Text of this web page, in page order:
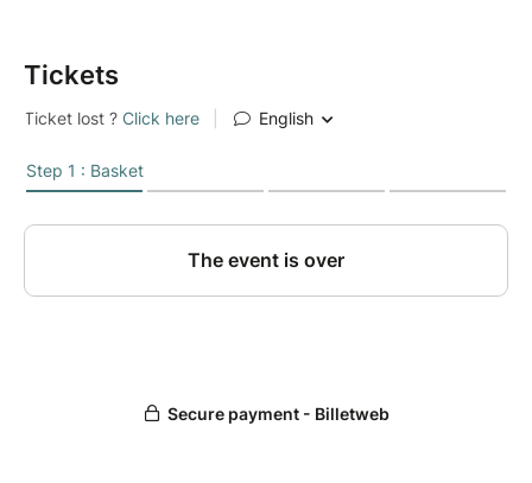
✔️ Mettre en valeur vos personnalités et
✔️ Alimenter et structurer vos projets
À travers deux approches complémentaires, revisiter
qui vous êtes, ce que vous avez accompli et où vous
Relooking pour vous aider à sublimer votre image en
Tickets